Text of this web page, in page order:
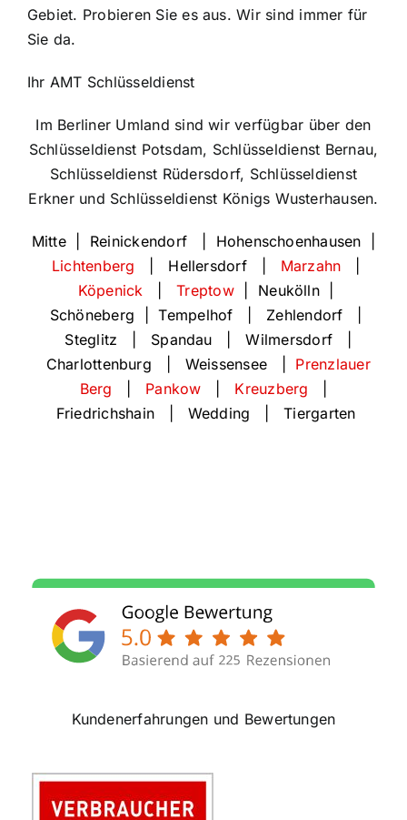
Gebiet. Probieren Sie es aus. Wir sind immer für
Sie da.
Ihr AMT Schlüsseldienst
Im Berliner Umland sind wir verfügbar über den
Schlüsseldienst Potsdam, Schlüsseldienst Bernau,
Schlüsseldienst Rüdersdorf, Schlüsseldienst
Erkner und Schlüsseldienst Königs Wusterhausen.
Mitte | Reinickendorf | Hohenschoenhausen |
Lichtenberg | Hellersdorf | Marzahn
Köpenick |Treptow| Neukölln |
Schöneberg | Tempelhof | Zehlendorf |
Steglitz | Spandau | Wilmersdorf |
Charlottenburg | Weissensee | Prenzlauer
Berg
Pankow Kreuzberg
Friedrichshain | Wedding
| Tiergarten
Kundenerfahrungen und Bewertungen